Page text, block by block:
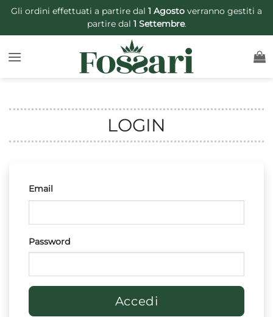
Salta
contenuti
Gli ordini effettuati a partire dal 1 Agosto verranno gestiti a
partire dal 1 Settembre.
LOGIN
Email
Password
Accedi